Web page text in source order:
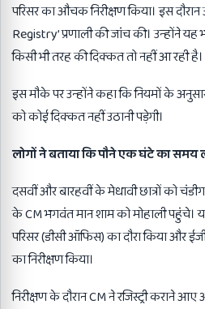
परिसर का औचक निरीक्षण किया। इस
Registry’ प्रणाली की जांच की। उन्होंने यह
किसी भी तरह की दिक्कत तो नहीं आ रही है।
इस मौके पर उन्होंने कहा कि नियमों के
को कोई दिक्कत नहीं उठानी पड़ेगी।
लोगों ने बताया कि पौने एक घंटे का समय
दसवीं और बारहवीं के मेधावी छात्रों को
के CM भगवंत मान शाम को मोहाली पहुंचे।
परिसर (डीसी ऑफिस) का दौरा किया और ईजी
का निरीक्षण किया।
निरीक्षण के दौरान CM ने रजिस्ट्री कराने